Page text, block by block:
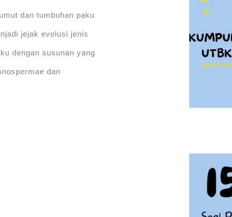
dan tumbuhan paku
jejak evolusi jenis
dengan susunan yang
dan